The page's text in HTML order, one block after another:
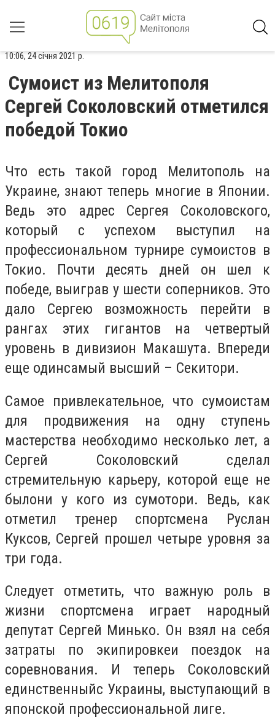
10:06, 24 січня 2021 р.
Сумоист из Мелитополя
Сергей Соколовский отметился
победой Токио
Что есть такой город Мелитополь на
Украине, знают теперь многие в Японии.
Ведь это адрес Сергея Соколовского,
который с успехом выступил на
профессиональном турнире сумоистов в
Токио. Почти десять дней он шел к
победе, выиграв у шести соперников. Это
дало Сергею возможность перейти в
рангах этих гигантов на четвертый
уровень в дивизион Макашута. Впереди
еще одинсамый высший – Секитори.
Самое привлекательное, что сумоистам
для продвижения на одну ступень
мастерства необходимо несколько лет, а
Сергей Соколовский сделал
стремительную карьеру, которой еще не
былони у кого из сумотори. Ведь, как
отметил тренер спортсмена Руслан
Куксов, Сергей прошел четыре уровня за
три года.
Следует отметить, что важную роль в
жизни спортсмена играет народный
депутат Сергей Минько. Он взял на себя
затраты по экипировкеи поездок на
соревнования. И теперь Соколовский
единственныйс Украины, выступающий в
японской профессиональной лиге.